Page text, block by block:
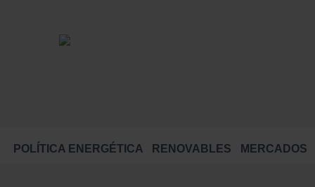
POLÍTICA ENERGÉTICA RENOVABLES MERCADOS